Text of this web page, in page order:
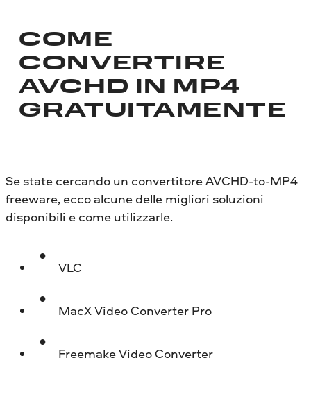
COME
CONVERTIRE
AVCHD IN MP4
GRATUITAMENTE
Se state cercando un convertitore AVCHD-to-MP4
freeware, ecco alcune delle migliori soluzioni
disponibili e come utilizzarle.
VLC
MacX Video Converter Pro
Freemake Video Converter